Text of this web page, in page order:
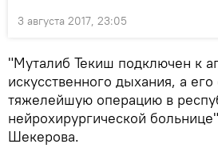
3 августа 2017, 23:05
"Муталиб Текиш подключен к
искусственного дыхания, а
тяжелейшую операцию в
нейрохирургической
Шекерова.